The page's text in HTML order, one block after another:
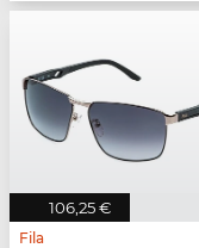
106,25 €
Fila